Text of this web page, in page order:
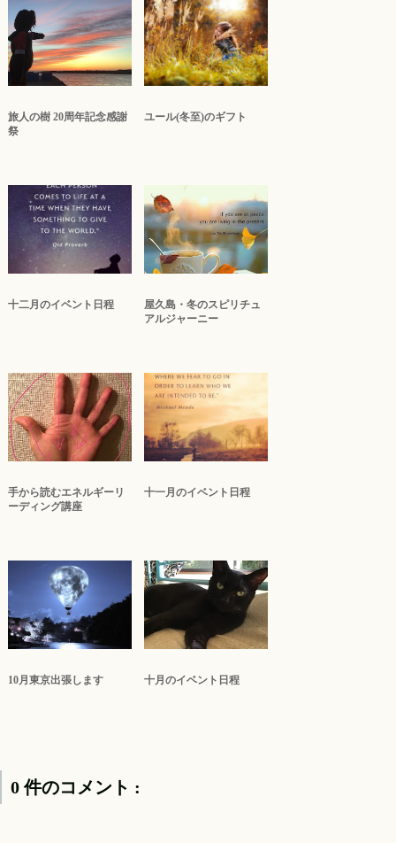
旅人の樹 20周年記念感謝
祭
ユール(冬至)のギフト
十二月のイベント日程
屋久島・冬のスピリチュ
アルジャーニー
手から読むエネルギーリ
ーディング講座
十一月のイベント日程
10月東京出張します 十月のイベント日程
0 件のコメント :